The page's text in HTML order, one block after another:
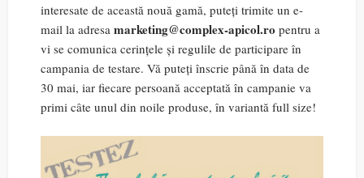
interesate de această nouă gamă, puteți trimite un e-
mail la adresa marketing@complex-apicol.ro pentru a
vi se comunica cerințele și regulile de participare în
campania de testare. Vă puteți înscrie până în data de
30 mai, iar fiecare persoană acceptată în campanie va
primi câte unul din noile produse, în variantă full size!